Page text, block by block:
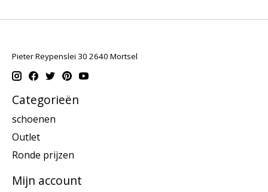
Pieter Reypenslei 30 2640 Mortsel
Categorieën
schoenen
Outlet
Ronde prijzen
Mijn account